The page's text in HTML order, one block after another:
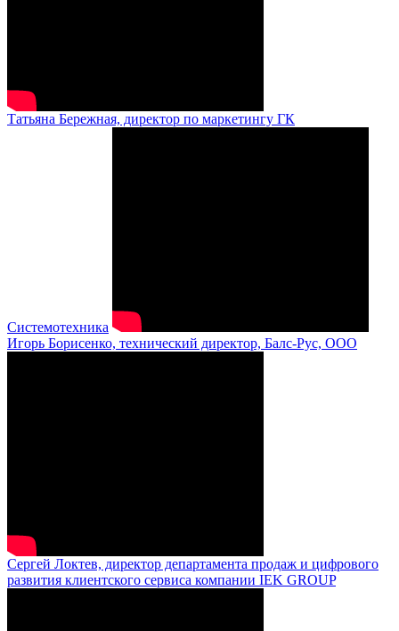
Татьяна Бережная, директор по маркетингу ГК
Системотехника
Игорь Борисенко, технический директор, Балс-Рус, ООО
Сергей Локтев, директор департамента продаж и цифрового
развития клиентского сервиса компании IEK GROUP